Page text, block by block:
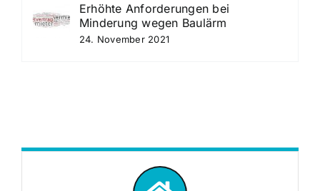
Erhöhte Anforderungen bei
Minderung wegen Baulärm
24. November 2021